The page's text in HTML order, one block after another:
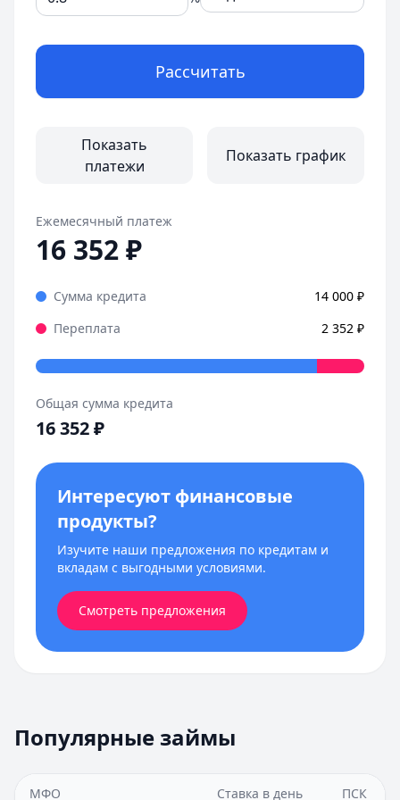
Рассчитать
Показать
платежи
Показать график
Ежемесячный платеж
16 352₽
Сумма кредита 14 000 ₽
Переплата
2 352 ₽
Общая сумма кредита
16 352₽
Интересуют финансовые
продукты?
Изучите наши предложения по кредитам и
вкладам с выгодными условиями.
Смотреть предложения
Популярные займы
МФО Ставка в день ПСК